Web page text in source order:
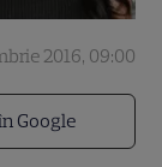
Google
2016, 09:00